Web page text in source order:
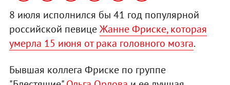
8 июля исполнился бы 41 год популярной
российской певицеЖанне Фриске, которая
умерла 15 июня от рака головного мозга.
Бывшая коллега Фриске по группе